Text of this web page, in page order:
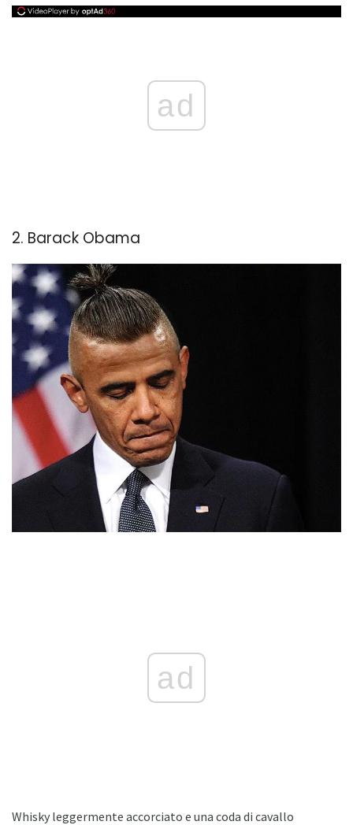
ad
2. Barack Obama
ad
Whisky leggermente accorciato e una coda di cavallo